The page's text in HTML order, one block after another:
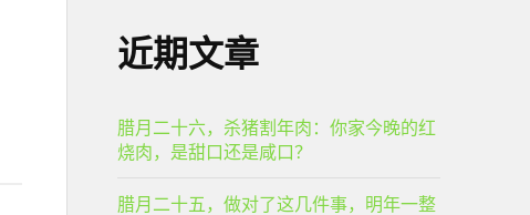
近期文章
腊月二十六，杀猪割年肉：你家今晚的红
烧肉，是甜口还是咸口？
腊月二十五，做对了这几件事，明年一整